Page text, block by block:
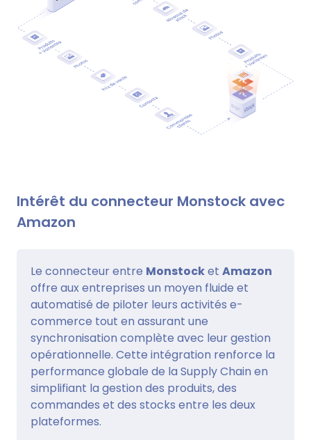
Intérêt du connecteur Monstock avec
Amazon
Le connecteur entre Monstocket Amazon
offre aux entreprises un moyen fluide et
automatisé de piloter leurs activités e-
commerce tout en assurant une
synchronisation complète avec leur gestion
opérationnelle. Cette intégration renforce la
performance globale de la Supply Chain en
simplifiant la gestion des produits, des
commandes et des stocks entre les deux
plateformes.